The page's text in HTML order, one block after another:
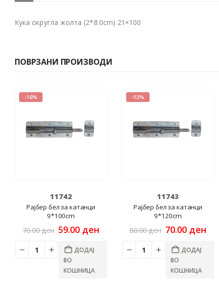
Кука округла жолта (2*8.0cm) 21×100
ПОВРЗАНИ ПРОИЗВОДИ
-16%
11742
Рајбер бел за катанци
9*100cm
70.00ден Original
was:
70.00 ден.
59.00 ден Current
59.00 ден.
ДОДАЈ
ВО
КОШНИЦА
-13%
11743
Рајбер бел за катанци
9*120cm
80.00ден Original
was:
80.00 ден.
70.00 ден
ДОДАЈ
ВО
КОШНИЦА